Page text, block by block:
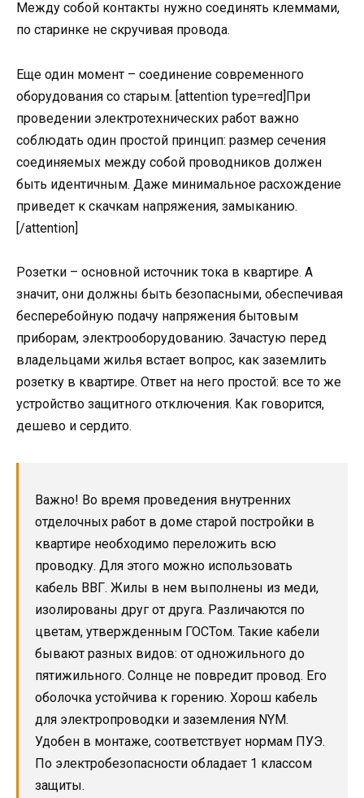
Между собой контакты нужно соединять клеммами,
по старинке не скручивая провода.
Еще один момент – соединение современного
оборудования со старым. [attention type=red]При
проведении электротехнических работ важно
соблюдать один простой принцип: размер сечения
соединяемых между собой проводников должен
быть идентичным. Даже минимальное расхождение
приведет к скачкам напряжения, замыканию.
[/attention]
Розетки – основной источник тока в квартире. А
значит, они должны быть безопасными, обеспечивая
бесперебойную подачу напряжения бытовым
приборам, электрооборудованию. Зачастую перед
владельцами жилья встает вопрос, как заземлить
розетку в квартире. Ответ на него простой: все то же
устройство защитного отключения. Как говорится,
дешево и сердито.
Важно! Во время проведения внутренних
отделочных работ в доме старой постройки в
квартире необходимо переложить всю
проводку. Для этого можно использовать
кабель ВВГ. Жилы в нем выполнены из меди,
изолированы друг от друга. Различаются по
цветам, утвержденным ГОСТом. Такие кабели
бывают разных видов: от одножильного до
пятижильного. Солнце не повредит провод. Его
оболочка устойчива к горению. Хорош кабель
для электропроводки и заземления NYM.
Удобен в монтаже, соответствует нормам ПУЭ.
По электробезопасности обладает 1 классом
защиты.